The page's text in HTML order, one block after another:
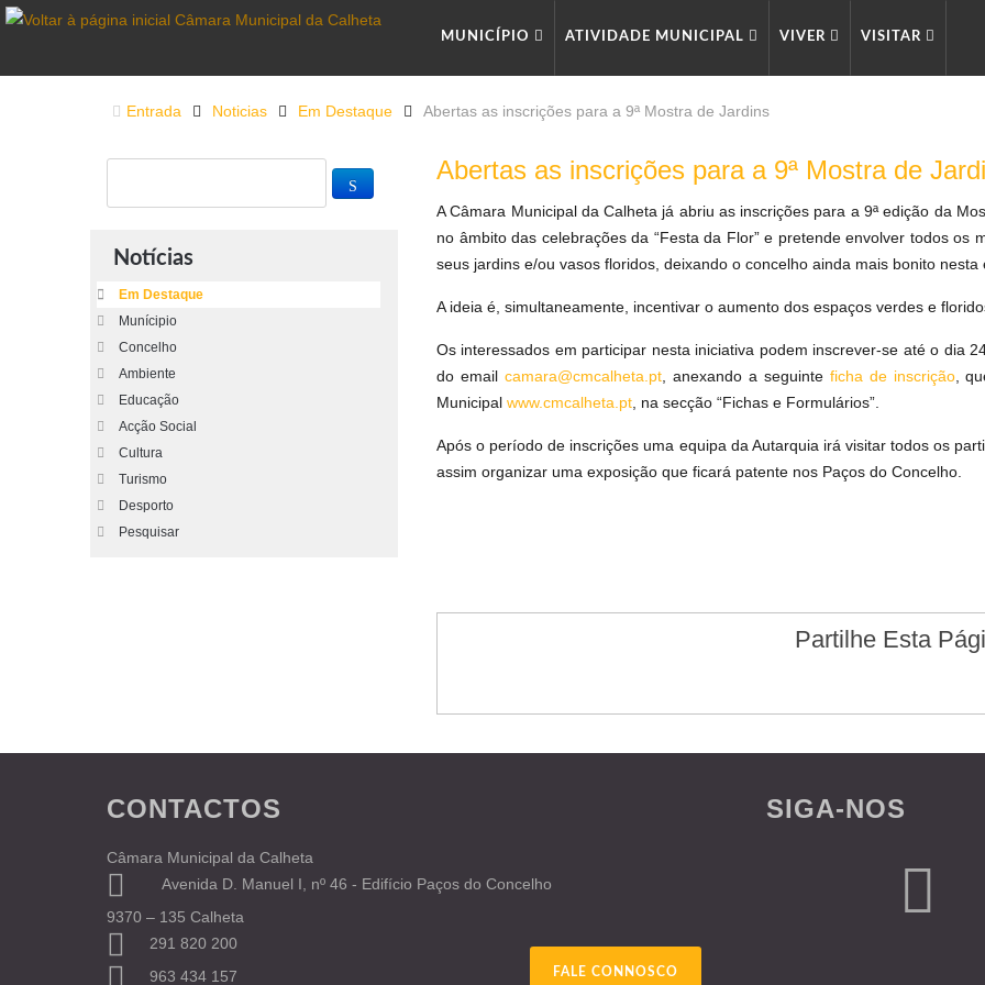
MUNICÍPIO ATIVIDADE MUNICIPAL VIVER VISITAR
Entrada Noticias Em Destaque Abertas as inscrições para a 9ª Mostra de Jardins
Abertas as inscrições para a 9ª Mostra de
A Câmara Municipal da Calheta já abriu as inscrições para a 9ª edição da
no âmbito das celebrações da “Festa da Flor” e pretende envolver todos os
seus jardins e/ou vasos floridos, deixando o concelho ainda mais bonito nesta
A ideia é, simultaneamente, incentivar o aumento dos espaços verdes e
Os interessados em participar nesta iniciativa podem inscrever-se até o dia
do email camara@cmcalheta.pt, anexando a seguinte ficha de inscrição,
Municipal www.cmcalheta.pt , na secção “Fichas e Formulários”.
Após o período de inscrições uma equipa da Autarquia irá visitar todos os
assim organizar uma exposição que ficará patente nos Paços do Concelho.
Notícias
Em Destaque
Munícipio
Concelho
Ambiente
Educação
Acção Social
Cultura
Turismo
Desporto
Pesquisar
Partilhe Esta
CONTACTOS
Câmara Municipal da Calheta
Avenida D. Manuel I, nº 46 - Edifício Paços do Concelho
9370 – 135 Calheta
291 820 200
963 434 157
FALE CONNOSCO
SIGA-NOS